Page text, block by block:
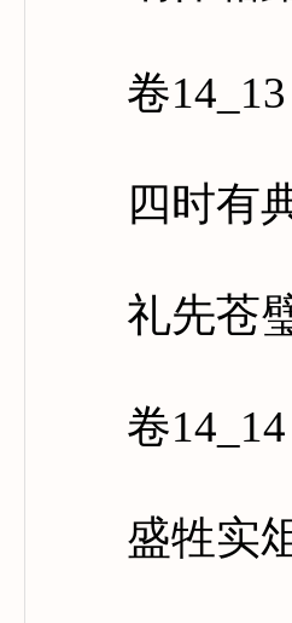
卷14_13
四时有典
礼先苍璧
卷14_14
盛牲实俎